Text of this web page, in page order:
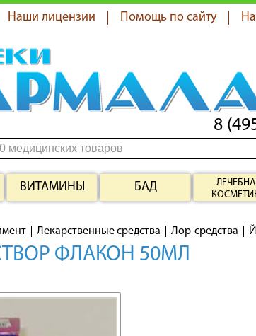
Наши лицензии Помощь по сайту
8
ВИТАМИНЫ БАД
Лекарственные средства Лор-средства
ФЛАКОН 50МЛ